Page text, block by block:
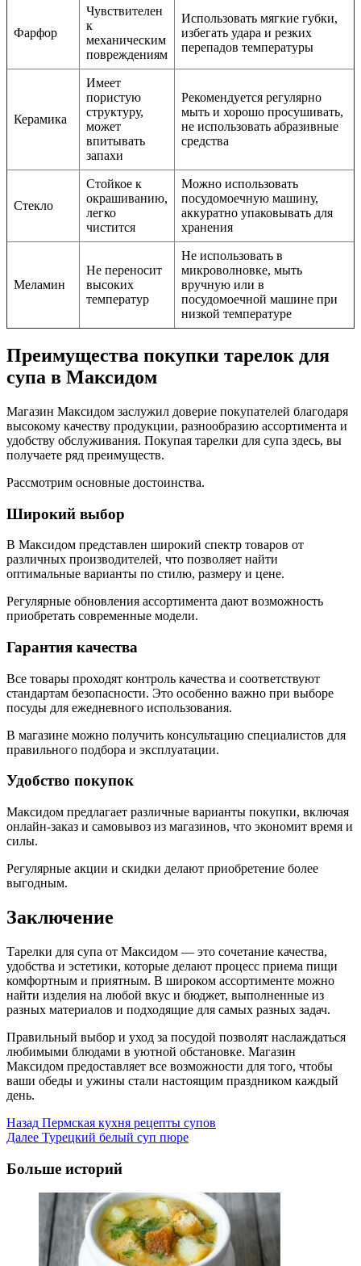
Фарфор
Чувствителен
к
механическим
повреждениям
Использовать мягкие губки,
избегать удара и резких
перепадов температуры
Керамика
Имеет
пористую
структуру,
может
впитывать
запахи
Рекомендуется регулярно
мыть и хорошо просушивать,
не использовать абразивные
средства
Стекло
Стойкое к
окрашиванию,
легко
чистится
Можно использовать
посудомоечную машину,
аккуратно упаковывать для
хранения
Меламин
Не переносит
высоких
температур
Не использовать в
микроволновке, мыть
вручную или в
посудомоечной машине при
низкой температуре
Преимущества покупки тарелок для
супа в Максидом
Магазин Максидом заслужил доверие покупателей благодаря
высокому качеству продукции, разнообразию ассортимента и
удобству обслуживания. Покупая тарелки для супа здесь, вы
получаете ряд преимуществ.
Рассмотрим основные достоинства.
Широкий выбор
В Максидом представлен широкий спектр товаров от
различных производителей, что позволяет найти
оптимальные варианты по стилю, размеру и цене.
Регулярные обновления ассортимента дают возможность
приобретать современные модели.
Гарантия качества
Все товары проходят контроль качества и соответствуют
стандартам безопасности. Это особенно важно при выборе
посуды для ежедневного использования.
В магазине можно получить консультацию специалистов для
правильного подбора и эксплуатации.
Удобство покупок
Максидом предлагает различные варианты покупки, включая
онлайн-заказ и самовывоз из магазинов, что экономит время и
силы.
Регулярные акции и скидки делают приобретение более
выгодным.
Заключение
Тарелки для супа от Максидом — это сочетание качества,
удобства и эстетики, которые делают процесс приема пищи
комфортным и приятным. В широком ассортименте можно
найти изделия на любой вкус и бюджет, выполненные из
разных материалов и подходящие для самых разных задач.
Правильный выбор и уход за посудой позволят наслаждаться
любимыми блюдами в уютной обстановке. Магазин
Максидом предоставляет все возможности для того, чтобы
ваши обеды и ужины стали настоящим праздником каждый
день.
Post
Navigation
Назад Пермская кухня рецепты супов
Далее Турецкий белый суп пюре
Больше историй